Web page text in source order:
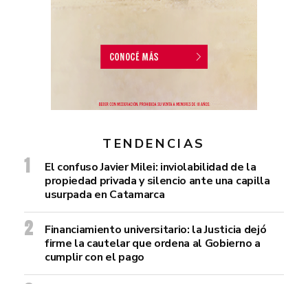
TENDENCIAS
El confuso Javier Milei: inviolabilidad de la
propiedad privada y silencio ante una capilla
usurpada en Catamarca
Financiamiento universitario: la Justicia dejó
firme la cautelar que ordena al Gobierno a
cumplir con el pago